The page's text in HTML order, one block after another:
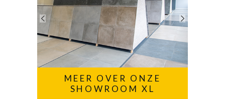
MEER OVER ONZE
SHOWROOM XL